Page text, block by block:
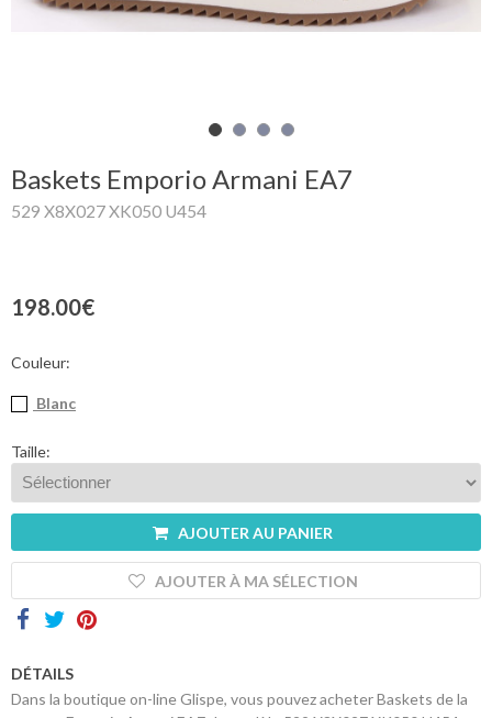
Femme
Baskets Emporio Armani EA7
529 X8X027 XK050 U454
198.00€
Couleur:
Blanc
Taille:
AJOUTER AU PANIER
AJOUTER À MA SÉLECTION
DÉTAILS
Dans la boutique on-line Glispe, vous pouvez acheter Baskets de la